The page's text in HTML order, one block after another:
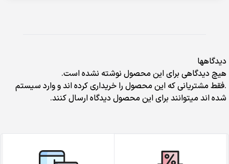
دیدگاهها
هیچ دیدگاهی برای این محصول نوشته نشده است.
.فقط مشتریانی که این محصول را خریداری کرده اند و وارد سیستم
شده اند میتوانند برای این محصول دیدگاه ارسال کنند.